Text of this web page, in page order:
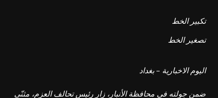
تكبير الخط
تصغير الخط
اليوم الاخبارية – بغداد
ضمن جولته في محافظة الأنبار، زار رئيس تحالف العزم، مثنّى